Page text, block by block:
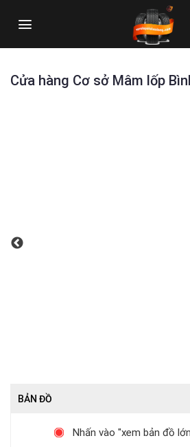
Cửa hàng Cơ sở Mâm lốp
BẢN ĐỒ
Nhấn vào "xem bản đồ